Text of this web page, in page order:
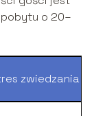
o 20–
zwiedzania